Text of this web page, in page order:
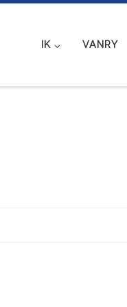
IK VANRY